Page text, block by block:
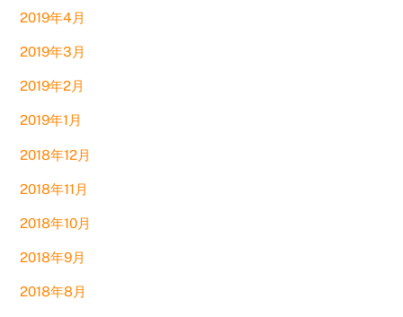
2019年4月
2019年3月
2019年2月
2019年1月
2018年12月
2018年11月
2018年10月
2018年9月
2018年8月